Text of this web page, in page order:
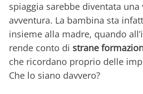
spiaggia sarebbe diventata
avventura. La bambina sta
insieme alla madre, quando
rende conto di strane
che ricordano proprio delle
Che lo siano davvero?